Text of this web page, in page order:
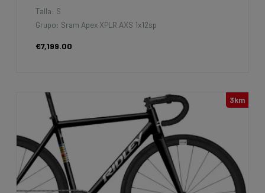
Talla: S
Grupo: Sram Apex XPLR AXS 1x12sp
€7,199.00
3km